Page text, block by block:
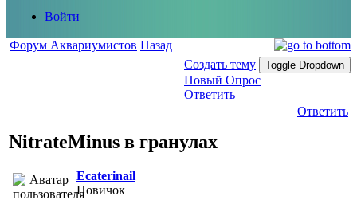
Войти
Форум Аквариумистов Назад
Создать тему
Toggle Dropdown
Новый Опрос
Ответить
Ответить
NitrateMinus в гранулах
Ecaterinail
Новичок